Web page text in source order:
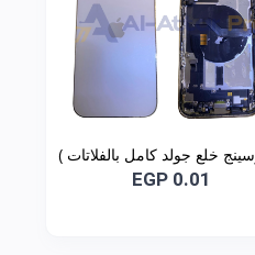
( هاوسينج خلع جولد كامل بالفلاتات )
متوافقة مع - IPhone 12 ProEGP 0.01